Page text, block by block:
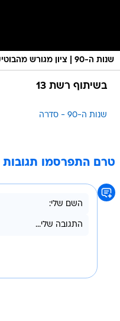
שנות ה-90 | ציון מגורש מהבוטיק בבושת פנים
בשיתוף רשת 13
שנות ה-90 - סדרה
טרם התפרסמו תגובות